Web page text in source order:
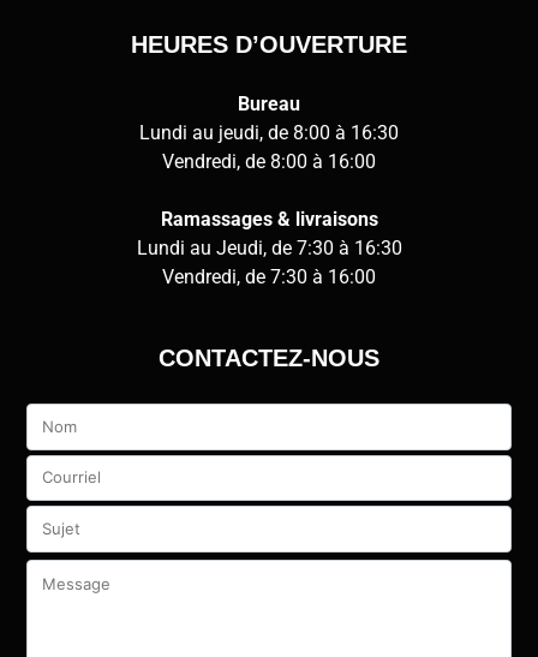
HEURES D’OUVERTURE
Bureau
Lundi au jeudi, de 8:00 à 16:30
Vendredi, de 8:00 à 16:00
Ramassages & livraisons
Lundi au Jeudi, de 7:30 à 16:30
Vendredi, de 7:30 à 16:00
CONTACTEZ-NOUS
Veuillez